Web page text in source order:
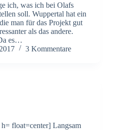
ich, was ich bei Olafs
soll. Wuppertal hat ein
man für das Projekt gut
als das andere.
es…
3 Kommentare
float=center] Langsam